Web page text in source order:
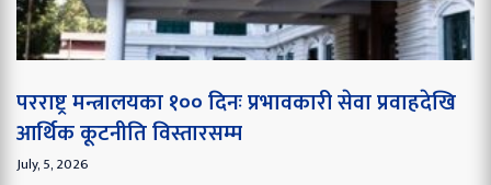
परराष्ट्र मन्त्रालयका १०० दिनः प्रभावकारी सेवा प्रवाहदेखि
आर्थिक कूटनीति विस्तारसम्म
July, 5, 2026